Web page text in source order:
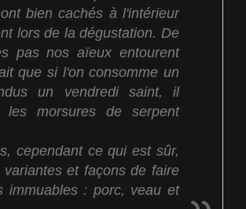
bien cachés à l'intérieur
lors de la dégustation. De
pas nos aïeux entourent
que si l'on consomme un
un vendredi saint, il
les morsures de serpent
cependant ce qui est sûr,
et façons de faire
immuables : porc, veau et